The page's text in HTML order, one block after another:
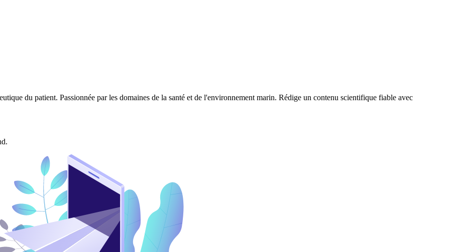
du patient. Passionnée par les domaines de la santé et de l'environnement marin. Rédige un contenu scientifique fiable avec